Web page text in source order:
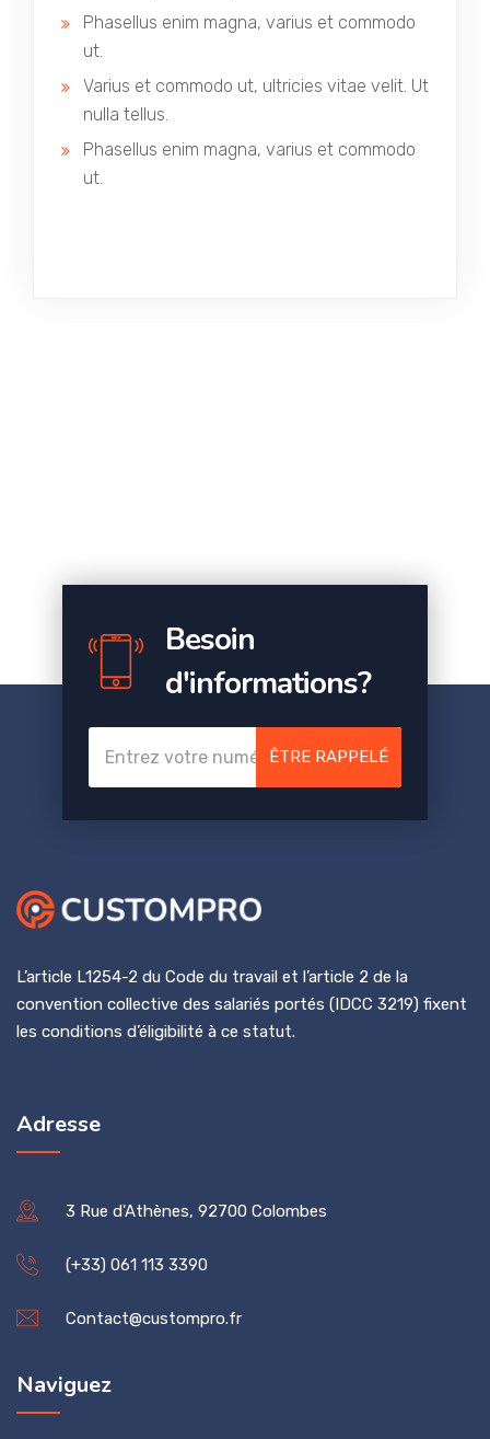
Phasellus enim magna, varius et commodo
ut.
Varius et commodo ut, ultricies vitae velit. Ut
nulla tellus.
Phasellus enim magna, varius et commodo
ut.
Besoin
d'informations?
ÊTRE RAPPELÉ
L’article L1254-2 du Code du travail et l’article 2 de la
convention collective des salariés portés (IDCC 3219) fixent
les conditions d’éligibilité à ce statut.
Adresse
3 Rue d'Athènes, 92700 Colombes
(+33) 061 113 3390
Contact@custompro.fr
Naviguez